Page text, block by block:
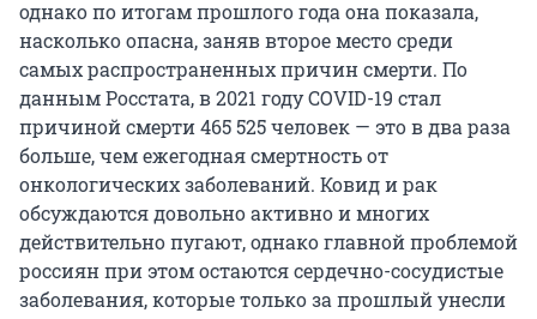
однако по итогам прошлого года она показала,
насколько опасна, заняв второе место среди
самых распространенных причин смерти. По
данным Росстата, в 2021 году COVID-19 стал
причиной смерти 465 525 человек — это в два раза
больше, чем ежегодная смертность от
онкологических заболеваний. Ковид и рак
обсуждаются довольно активно и многих
действительно пугают, однако главной проблемой
россиян при этом остаются сердечно-сосудистые
заболевания, которые только за прошлый унесли